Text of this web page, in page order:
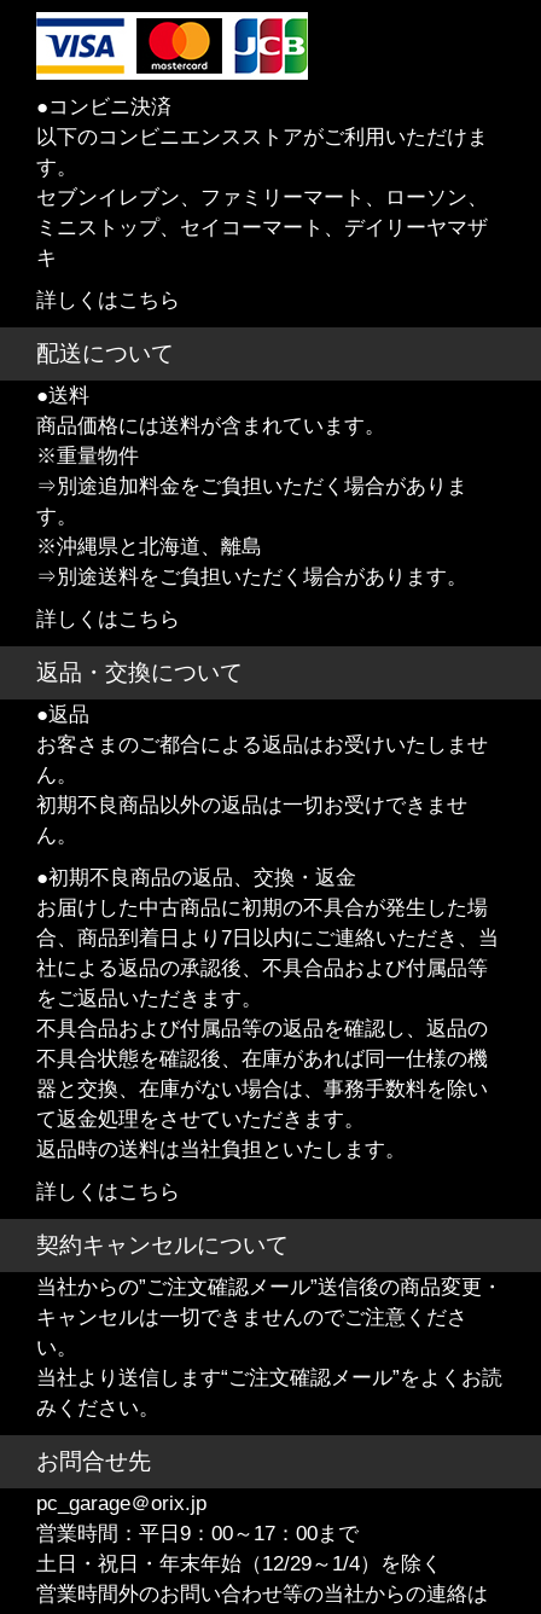
●コンビニ決済
以下のコンビニエンスストアがご利用いただけま
す。
セブンイレブン、ファミリーマート、ローソン、
ミニストップ、セイコーマート、デイリーヤマザ
キ
詳しくはこちら
配送について
●送料
商品価格には送料が含まれています。
※重量物件
⇒別途追加料金をご負担いただく場合がありま
す。
※沖縄県と北海道、離島
⇒別途送料をご負担いただく場合があります。
詳しくはこちら
返品・交換について
●返品
お客さまのご都合による返品はお受けいたしませ
ん。
初期不良商品以外の返品は一切お受けできませ
ん。
●初期不良商品の返品、交換・返金
お届けした中古商品に初期の不具合が発生した場
合、商品到着日より7日以内にご連絡いただき、当
社による返品の承認後、不具合品および付属品等
をご返品いただきます。
不具合品および付属品等の返品を確認し、返品の
不具合状態を確認後、在庫があれば同一仕様の機
器と交換、在庫がない場合は、事務手数料を除い
て返金処理をさせていただきます。
返品時の送料は当社負担といたします。
詳しくはこちら
契約キャンセルについて
当社からの”ご注文確認メール”送信後の商品変更・
キャンセルは一切できませんのでご注意くださ
い。
当社より送信します“ご注文確認メール”をよくお読
みください。
お問合せ先
pc_garage＠orix.jp
営業時間：平日9：00～17：00まで
土日・祝日・年末年始（12/29～1/4）を除く
営業時間外のお問い合わせ等の当社からの連絡は